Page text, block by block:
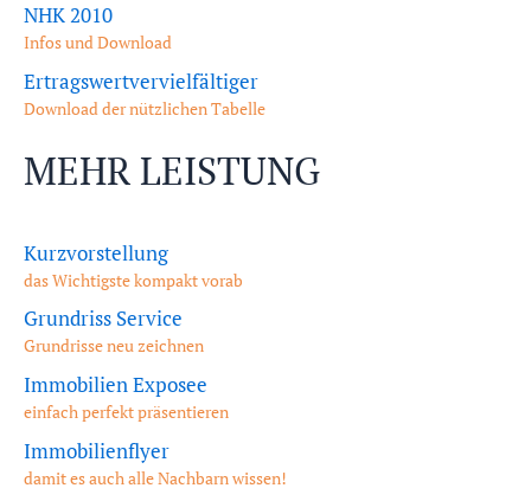
NHK 2010
Infos und Download
Ertragswertvervielfältiger
Download der nützlichen Tabelle
MEHR LEISTUNG
Kurzvorstellung
das Wichtigste kompakt vorab
Grundriss Service
Grundrisse neu zeichnen
Immobilien Exposee
einfach perfekt präsentieren
Immobilienflyer
damit es auch alle Nachbarn wissen!